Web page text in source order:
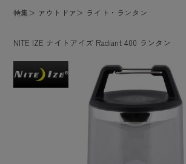
特集 ＞ アウトドア ＞ ライト・ランタン
NITE IZE ナイトアイズ Radiant 400 ランタン